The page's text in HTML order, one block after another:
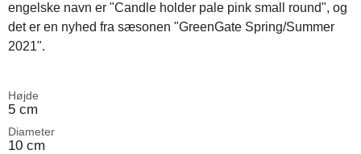
engelske navn er "Candle holder pale pink small round", og
det er en nyhed fra sæsonen "GreenGate Spring/Summer
2021".
Højde
5 cm
Diameter
10 cm